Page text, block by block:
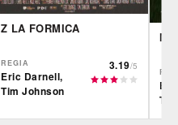
Z LA FORMICA
REGIA
Eric Darnell,
Tim Johnson
3.19/5